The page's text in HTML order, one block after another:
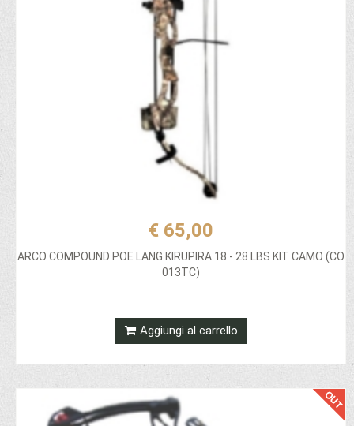
€ 65,00
ARCO COMPOUND POE LANG KIRUPIRA 18 - 28 LBS KIT CAMO (CO
013TC)
Aggiungi al carrello